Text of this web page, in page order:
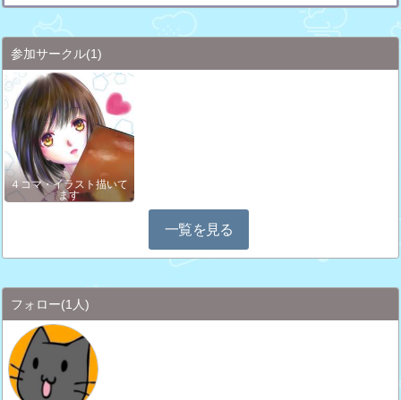
参加サークル(1)
４コマ・イラスト描いて
ます
一覧を見る
フォロー(1人)